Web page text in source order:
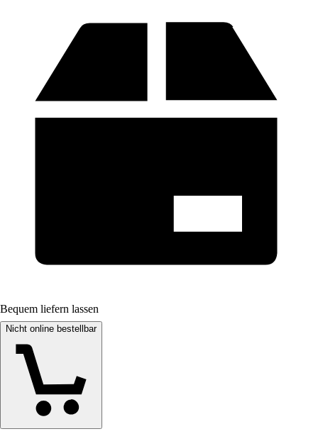
Bequem liefern lassen
Nicht online bestellbar